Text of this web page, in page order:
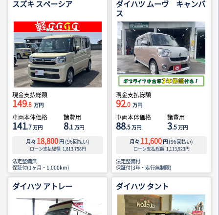
スズキ スペーシア
現金支払総額
149.8 万円
車両本体価格
141.7万円
諸費用
8.1万円
月々 18,800 円 (96回払い)
ローン支払総額 1,813,758円
法定整備無
保証付(1ヶ月・1,000km)
ダイハツ ムーヴ キャンバ
ス
現金支払総額
92.0 万円
車両本体価格
88.5万円
諸費用
3.5万円
月々 11,600 円 (96回払い)
ローン支払総額 1,113,923円
法定整備付
保証付(3年・走行無制限)
ダイハツ アトレー ダイハツ タント